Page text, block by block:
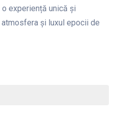
experiență unică și
și luxul epocii de